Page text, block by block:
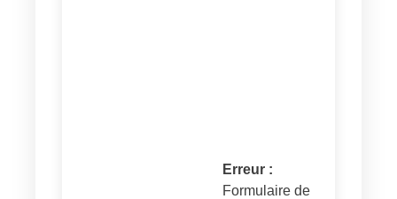
Erreur :
Formulaire de